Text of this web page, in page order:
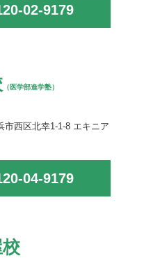
02-9179
（医学部進学塾）
市西区北幸1-1-8 エキニア
04-9179